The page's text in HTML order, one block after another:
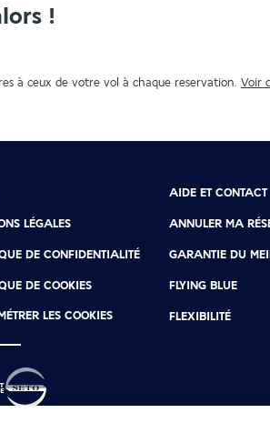
!
à ceux de votre vol à chaque reservation. Voir
LÉGALES
DE CONFIDENTIALITÉ
DE COOKIES
LES COOKIES
AIDE ET CONTACT
ANNULER MA
GARANTIE DU
FLYING BLUE
FLEXIBILITÉ